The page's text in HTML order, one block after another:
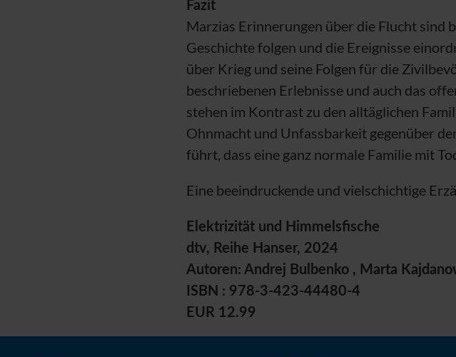
Fazit
Marzias Erinnerungen über die Flucht sind
Geschichte folgen und die Ereignisse
über Krieg und seine Folgen für die
beschriebenen Erlebnisse und auch das
stehen im Kontrast zu den alltäglichen
Ohnmacht und Unfassbarkeit gegenüber
führt, dass eine ganz normale Familie mit
Eine beeindruckende und vielschichtige
Elektrizität und Himmelsfische
dtv, Reihe Hanser, 2024
Autoren: Andrej Bulbenko , Marta
ISBN : 978-3-423-44480-4
EUR 12.99